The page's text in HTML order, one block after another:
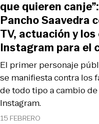
15 FEBRERO
El primer personaje
se manifiesta contra los
de todo tipo a cambio
Instagram.
que quieren
Pancho Saavedra
TV, actuación y
Instagram para el